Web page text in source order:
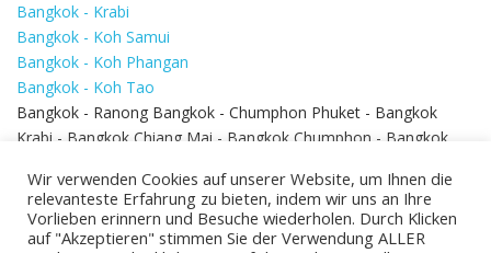
Bangkok - Krabi
Bangkok - Koh Samui
Bangkok - Koh Phangan
Bangkok - Koh Tao
Bangkok - Ranong Bangkok - Chumphon Phuket - Bangkok
Krabi - Bangkok Chiang Mai - Bangkok Chumphon - Bangkok
Bangkok - Hua Hin
Wir verwenden Cookies auf unserer Website, um Ihnen die
relevanteste Erfahrung zu bieten, indem wir uns an Ihre
Vorlieben erinnern und Besuche wiederholen. Durch Klicken
auf "Akzeptieren" stimmen Sie der Verwendung ALLER